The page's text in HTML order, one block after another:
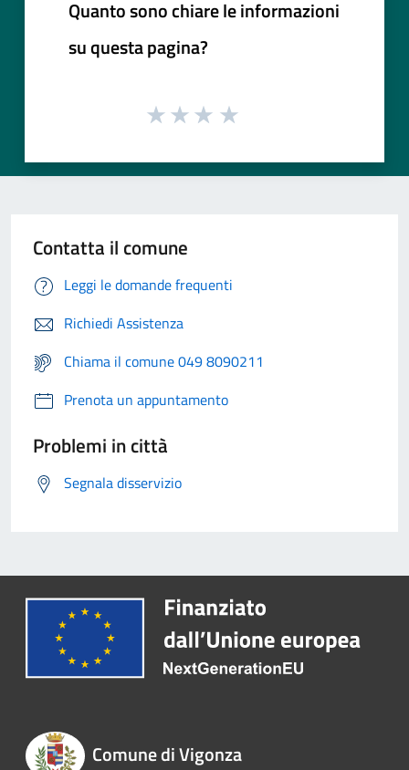
Quanto sono chiare le informazioni
su questa pagina?
Contatta il comune
Leggi le domande frequenti
Richiedi Assistenza
Chiama il comune 049 8090211
Prenota un appuntamento
Problemi in città
Segnala disservizio
Comune di Vigonza